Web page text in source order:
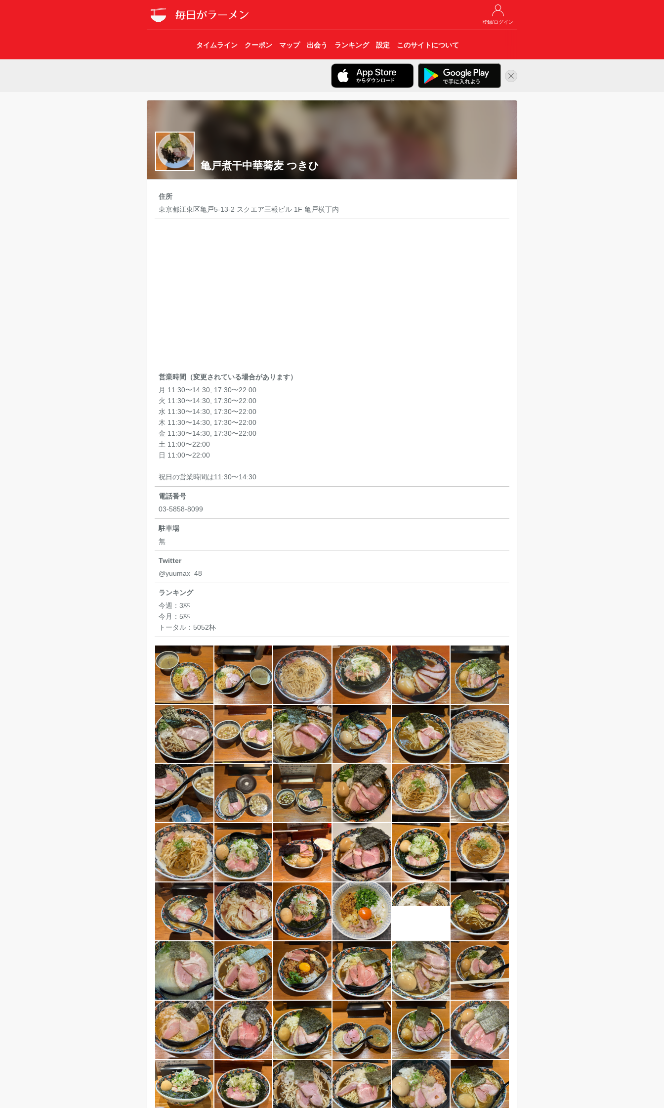
登録/ログイン
タイムライン クーポン マップ 出会う ランキング 設定 このサイトについて
亀戸煮干中華蕎麦 つきひ
住所
東京都江東区亀戸5-13-2 スクエア三報ビル 1F 亀戸横丁内
営業時間（変更されている場合があります）
月 11:30〜14:30, 17:30〜22:00
火 11:30〜14:30, 17:30〜22:00
水 11:30〜14:30, 17:30〜22:00
木 11:30〜14:30, 17:30〜22:00
金 11:30〜14:30, 17:30〜22:00
土 11:00〜22:00
日 11:00〜22:00
祝日の営業時間は11:30〜14:30
電話番号
03-5858-8099
駐車場
無
Twitter
@yuumax_48
ランキング
今週： 3杯
今月： 5杯
トータル： 5052杯